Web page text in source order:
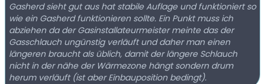
Gasherd sieht gut aus hat stabile Auflage und funktioniert so
wie ein Gasherd funktionieren sollte. Ein Punkt muss ich
abziehen da der Gasinstallateurmeister meinte das der
Gasschlauch ungünstig verläuft und daher man einen
längeren braucht als üblich, damit der längere Schlauch
nicht in der nähe der Wärmezone hängt sondern drum
herum verläuft (ist aber Einbauposition bedingt).